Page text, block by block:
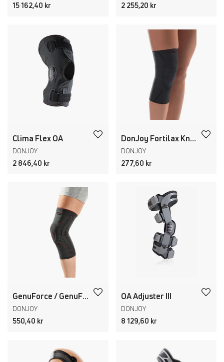
sidoskenor som stabiliserar och även korrigerar knäleden vilket
15 162,40 kr 2 255,20 kr
Clima Flex OA
DONJOY
2 846,40 kr
DonJoy Fortilax Knee
DONJOY
277,60 kr
GenuForce / GenuForce Plus
DONJOY
550,40 kr
OA Adjuster III
DONJOY
8 129,60 kr